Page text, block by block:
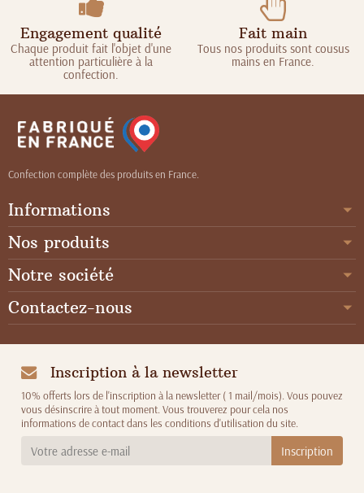
Engagement qualité
Chaque produit fait l'objet d'une
attention particulière à la
confection.
Fait main
Tous nos produits sont cousus
mains en France.
Confection complète des produits en France.
Informations
Nos produits
Notre société
Contactez-nous
Inscription à la newsletter
10% offerts lors de l'inscription à la newsletter ( 1 mail/mois). Vous pouvez
vous désinscrire à tout moment. Vous trouverez pour cela nos
informations de contact dans les conditions d'utilisation du site.